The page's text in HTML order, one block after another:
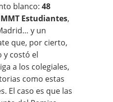
blanco: 48
Estudiantes,
y un
que, por cierto,
y costó el
a los colegiales,
como estas
El caso es que las